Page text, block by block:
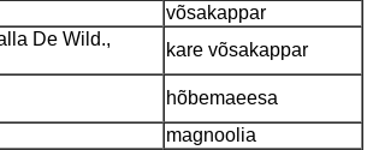
võsakappar
De Wild.,
kare võsakappar
hõbemaeesa
magnoolia